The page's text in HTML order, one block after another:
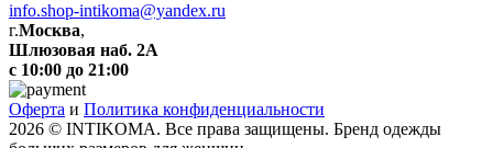
info.shop-intikoma@yandex.ru
г.Москва,
Шлюзовая наб. 2А
с 10:00 до 21:00
Оферта и Политика конфиденциальности
2026 © INTIKOMA. Все права защищены. Бренд одежды